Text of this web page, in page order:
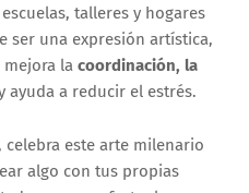
talleres y hogares
ser una expresión artística,
la coordinación, la
ayuda a reducir el estrés.
celebra este arte milenario
algo con tus propias